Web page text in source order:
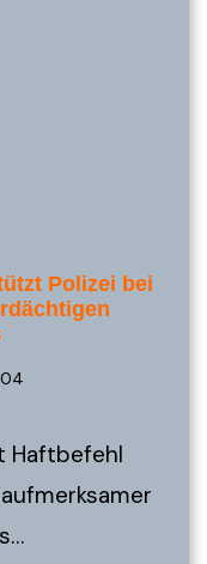
Polizei bei
Haftbefehl